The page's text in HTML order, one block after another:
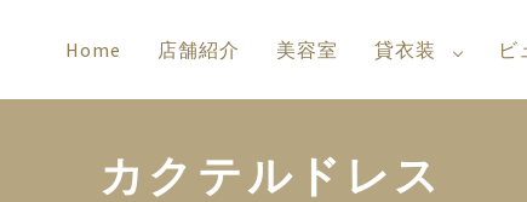
Home 店舗紹介 美容室 貸衣装 ビ
カクテルドレス